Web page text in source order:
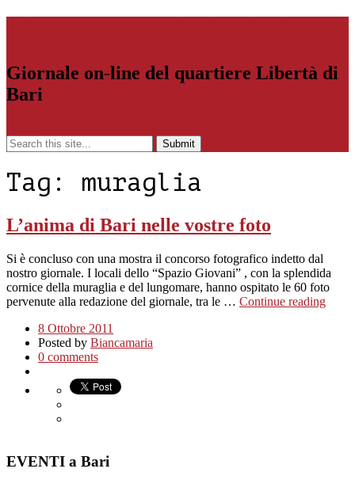
Giornale on-line del quartiere Libertà di
Bari
Tag: muraglia
L’anima di Bari nelle vostre foto
Si è concluso con una mostra il concorso fotografico indetto dal
nostro giornale. I locali dello “Spazio Giovani” , con la splendida
cornice della muraglia e del lungomare, hanno ospitato le 60 foto
pervenute alla redazione del giornale, tra le … Continue reading
8 Ottobre 2011
Posted by Biancamaria
0 comments
EVENTI a Bari